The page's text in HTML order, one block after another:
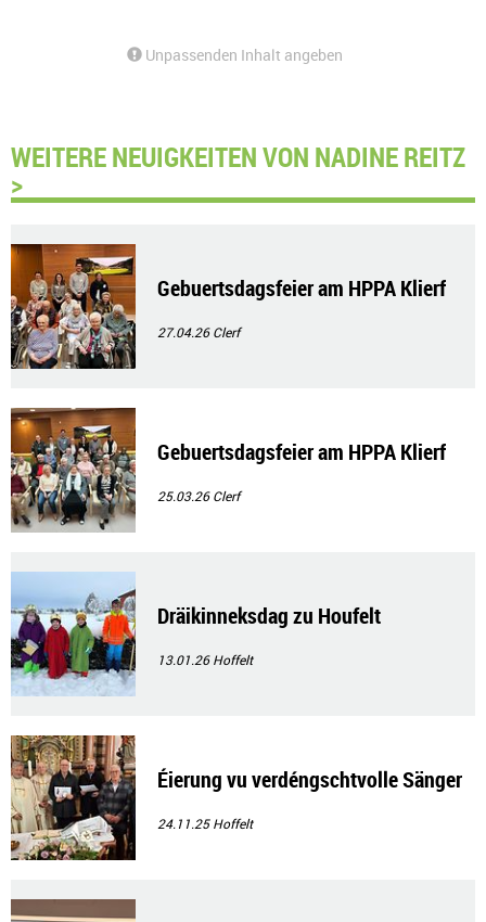
Unpassenden Inhalt angeben
WEITERE NEUIGKEITEN VON NADINE REITZ
>
Gebuertsdagsfeier am HPPA Klierf
27.04.26Clerf
Gebuertsdagsfeier am HPPA Klierf
25.03.26Clerf
Dräikinneksdag zu Houfelt
13.01.26Hoffelt
Éierung vu verdéngschtvolle Sänger
24.11.25Hoffelt